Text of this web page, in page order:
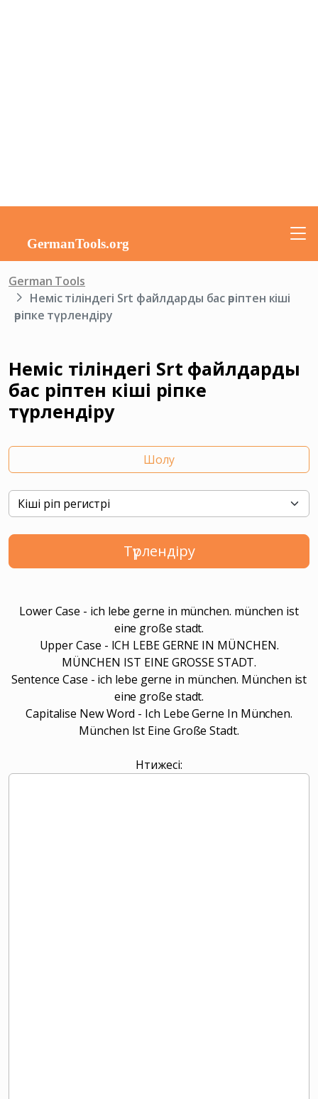
German Tools
Неміс тіліндегі Srt файлдарды бас әріптен кіші
әріпке түрлендіру
Неміс тіліндегі Srt файлдарды
бас әріптен кіші әріпке
түрлендіру
Шолу
Түрлендіру
Lower Case - ich lebe gerne in münchen. münchen ist
eine große stadt.
Upper Case - ICH LEBE GERNE IN MÜNCHEN.
MÜNCHEN IST EINE GROSSE STADT.
Sentence Case - ich lebe gerne in münchen. München ist
eine große stadt.
Capitalise New Word - Ich Lebe Gerne In München.
München Ist Eine Große Stadt.
Нәтижесі: